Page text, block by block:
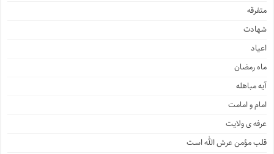
متفرقه
شهادت
اعیاد
ماه رمضان
آیه مباهله
امام و امامت
عرفه ی ولایت
قلب مؤمن عرش الله است